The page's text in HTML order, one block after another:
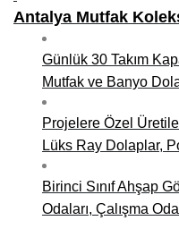
Antalya Mutfak
Günlük 30 Takım
Mutfak ve Banyo
Projelere Özel
Lüks Ray Dolaplar,
Birinci Sınıf Ahşap
Odaları, Çalışma